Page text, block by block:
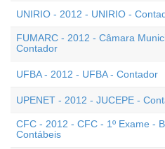
UNIRIO - 2012 - UNIRIO -
FUMARC - 2012 - Câmara
Contador
UFBA - 2012 - UFBA - Contador
UPENET - 2012 - JUCEPE -
CFC - 2012 - CFC - 1º Exame -
Contábeis